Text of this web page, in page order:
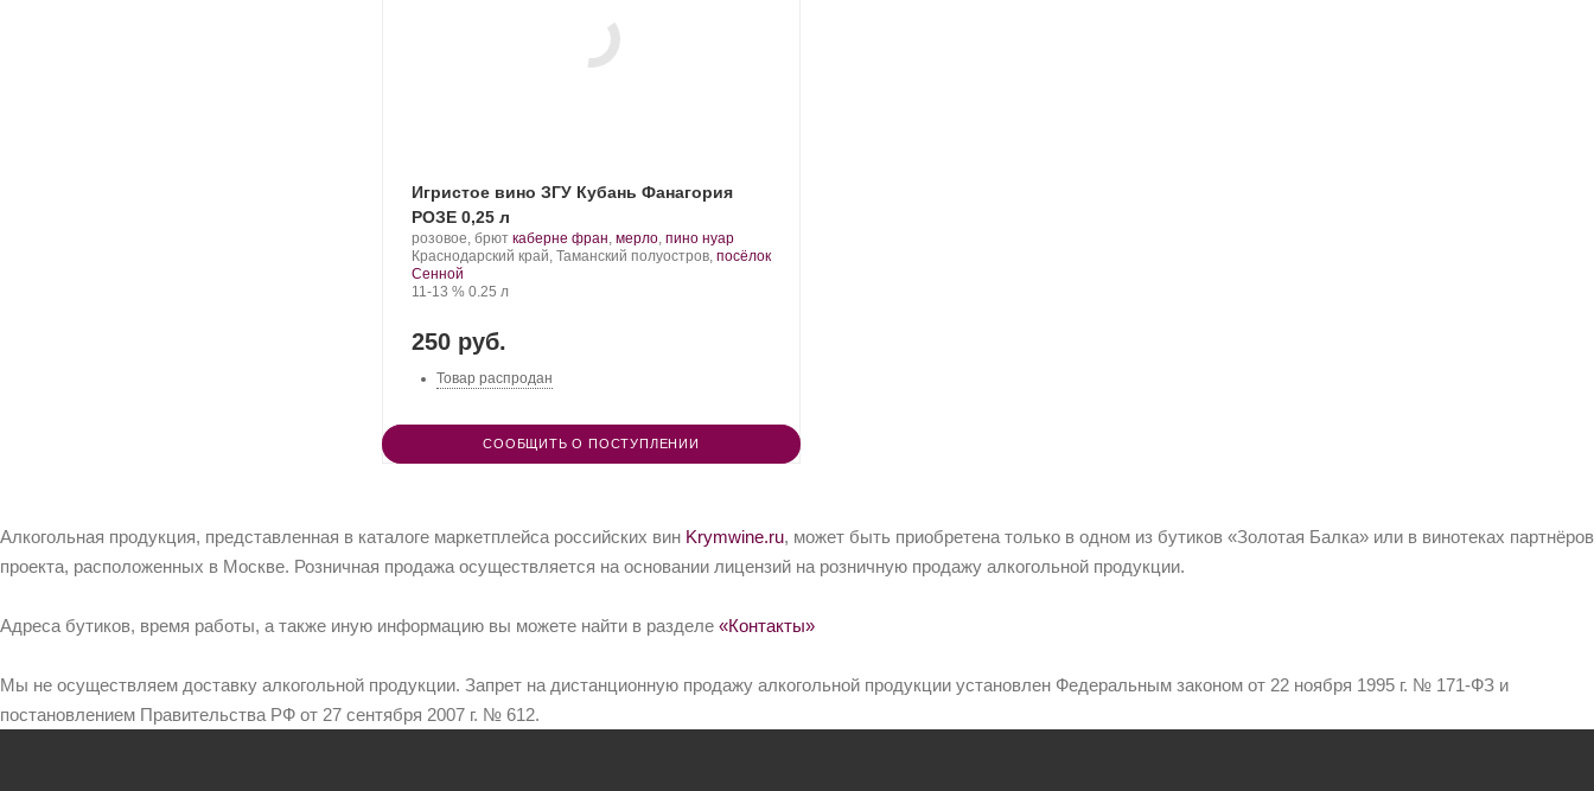
Игристое вино ЗГУ Кубань Фанагория
РОЗЕ 0,25 л
Производитель:
Фанагория.
розовое, брют .
Сорт
каберне фран, мерло, пино нуар.
Регион:
Краснодарский край, Таманский полуостров, посёлок
Сенной
Крепость
11-13 %. Объем
0.25 л
250 руб.
Товар распродан
СООБЩИТЬ О ПОСТУПЛЕНИИ
Алкогольная продукция, представленная в каталоге маркетплейса российских вин Krymwine.ru, может быть приобретена только в одном из бутиков «Золотая Балка» или в винотеках партнёров
проекта, расположенных в Москве. Розничная продажа осуществляется на основании лицензий на розничную продажу алкогольной продукции.
Адреса бутиков, время работы, а также иную информацию вы можете найти в разделе «Контакты»
Мы не осуществляем доставку алкогольной продукции. Запрет на дистанционную продажу алкогольной продукции установлен Федеральным законом от 22 ноября 1995 г. № 171-ФЗ и
постановлением Правительства РФ от 27 сентября 2007 г. № 612.